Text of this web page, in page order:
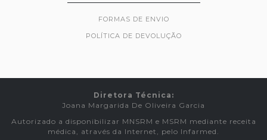
FORMAS DE ENVIO
POLÍTICA DE DEVOLUÇÃO
Diretora Técnica:
Joana Margarida De Oliveira Garcia
Autorizado a disponibilizar MNSRM e MSRM mediante receita
médica, através da Internet, pelo Infarmed.